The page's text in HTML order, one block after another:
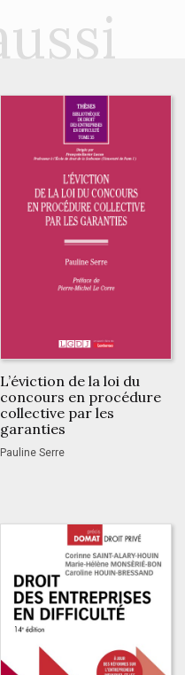
L’éviction de la loi du
concours en procédure
collective par les
garanties
Pauline Serre